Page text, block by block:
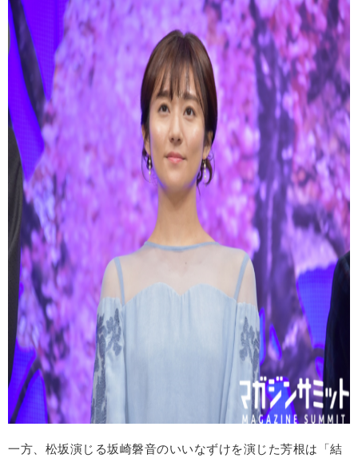
一方、松坂演じる坂崎磐音のいいなずけを演じた芳根は「結